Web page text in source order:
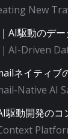
New
AI駆動のデー
AI-Driven
ネイティブ
Native AI
駆動開発のコ